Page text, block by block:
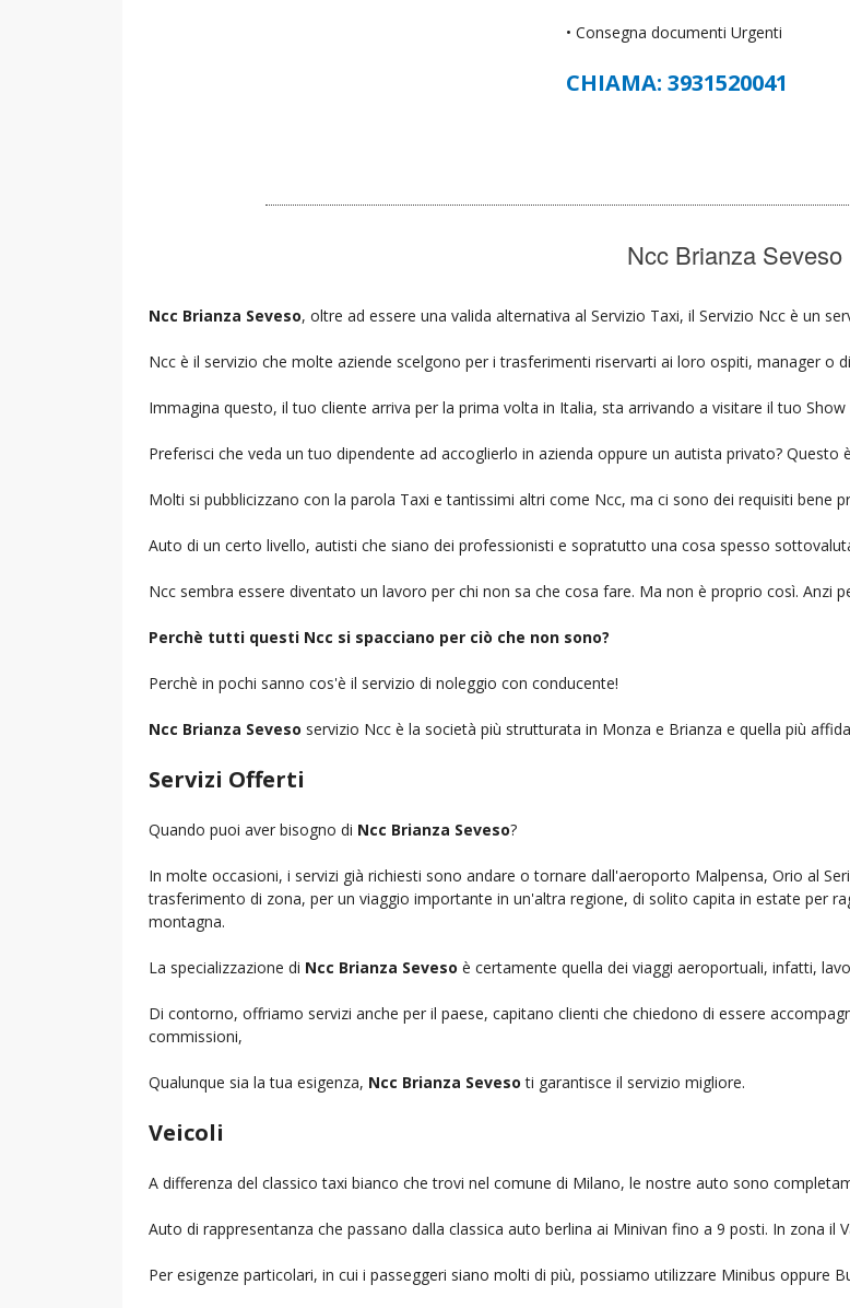
• Consegna documenti Urgenti
CHIAMA: 3931520041
Ncc Brianza Seveso
Ncc Brianza Seveso, oltre ad essere una valida alternativa al Servizio Taxi, il Servizio Ncc è un
Ncc è il servizio che molte aziende scelgono per i trasferimenti riservarti ai loro ospiti, manager o
Immagina questo, il tuo cliente arriva per la prima volta in Italia, sta arrivando a visitare il tuo
Preferisci che veda un tuo dipendente ad accoglierlo in azienda oppure un autista privato? Questo è
Molti si pubblicizzano con la parola Taxi e tantissimi altri come Ncc, ma ci sono dei requisiti bene
Auto di un certo livello, autisti che siano dei professionisti e sopratutto una cosa spesso
Ncc sembra essere diventato un lavoro per chi non sa che cosa fare. Ma non è proprio così. Anzi
Perchè tutti questi Ncc si spacciano per ciò che non sono?
Perchè in pochi sanno cos'è il servizio di noleggio con conducente!
Ncc Brianza Seveso servizio Ncc è la società più strutturata in Monza e Brianza e quella più
Servizi Offerti
Quando puoi aver bisogno di Ncc Brianza Seveso?
In molte occasioni, i servizi già richiesti sono andare o tornare dall'aeroporto Malpensa, Orio al
trasferimento di zona, per un viaggio importante in un'altra regione, di solito capita in estate per
montagna.
La specializzazione di Ncc Brianza Seveso è certamente quella dei viaggi aeroportuali, infatti,
Di contorno, offriamo servizi anche per il paese, capitano clienti che chiedono di essere
commissioni,
Qualunque sia la tua esigenza, Ncc Brianza Seveso ti garantisce il servizio migliore.
Veicoli
A differenza del classico taxi bianco che trovi nel comune di Milano, le nostre auto sono
Auto di rappresentanza che passano dalla classica auto berlina ai Minivan fino a 9 posti. In zona il
Per esigenze particolari, in cui i passeggeri siano molti di più, possiamo utilizzare Minibus oppure